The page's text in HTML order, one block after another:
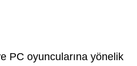
PC oyuncularına yönelik